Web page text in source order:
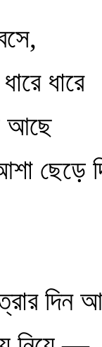
ধারে
আছে
ছেড়ে